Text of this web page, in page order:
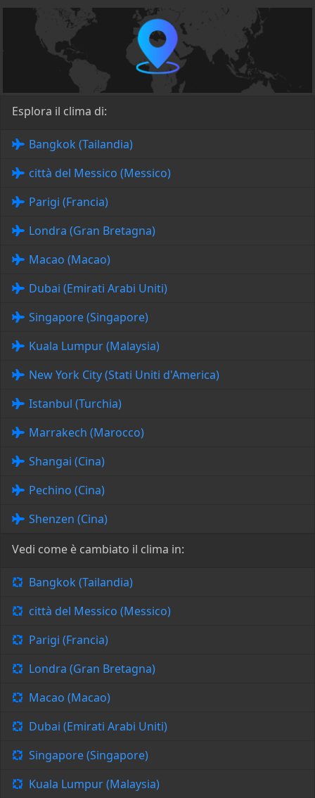
Esplora il clima di:
Bangkok (Tailandia)
città del Messico (Messico)
Parigi (Francia)
Londra (Gran Bretagna)
Macao (Macao)
Dubai (Emirati Arabi Uniti)
Singapore (Singapore)
Kuala Lumpur (Malaysia)
New York City (Stati Uniti d'America)
Istanbul (Turchia)
Marrakech (Marocco)
Shangai (Cina)
Pechino (Cina)
Shenzen (Cina)
Vedi come è cambiato il clima in:
Bangkok (Tailandia)
città del Messico (Messico)
Parigi (Francia)
Londra (Gran Bretagna)
Macao (Macao)
Dubai (Emirati Arabi Uniti)
Singapore (Singapore)
Kuala Lumpur (Malaysia)